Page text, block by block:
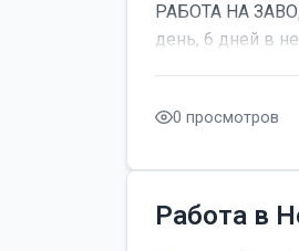
РАБОТА НА
день, 6 дней в
0 просмотров
Работа в